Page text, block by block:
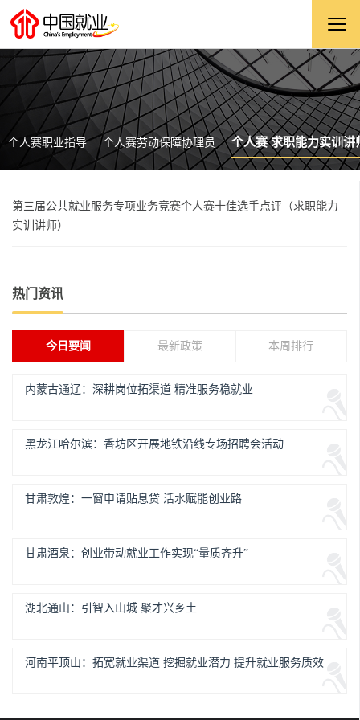
个人赛职业指导 个人赛劳动保障协理员 个人赛 求职能力实训讲
第三届公共就业服务专项业务竞赛个人赛十佳选手点评（求职能力
实训讲师）
热门资讯
今日要闻 最新政策 本周排行
内蒙古通辽：深耕岗位拓渠道 精准服务稳就业
黑龙江哈尔滨：香坊区开展地铁沿线专场招聘会活动
甘肃敦煌：一窗申请贴息贷 活水赋能创业路
甘肃酒泉：创业带动就业工作实现“量质齐升”
湖北通山：引智入山城 聚才兴乡土
河南平顶山：拓宽就业渠道 挖掘就业潜力 提升就业服务质效